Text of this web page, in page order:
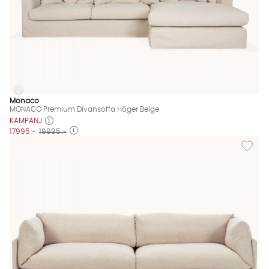
MONACO Premium Divansoffa Höger Beige Finns även i
MONACO Premium Divansoffa Höger Beige
Monaco
MONACO Premium Divansoffa Höger Beige
KAMPANJ
17995 :- 19995 :-
Lägg